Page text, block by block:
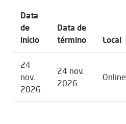
Data
de
início
Data de
término
Local
24
nov.
2026
24 nov.
2026
Online